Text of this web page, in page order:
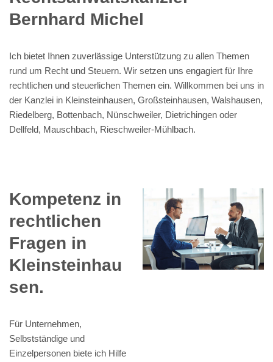
Bernhard Michel
Ich bietet Ihnen zuverlässige Unterstützung zu allen Themen
rund um Recht und Steuern. Wir setzen uns engagiert für Ihre
rechtlichen und steuerlichen Themen ein. Willkommen bei uns in
der Kanzlei in Kleinsteinhausen, Großsteinhausen, Walshausen,
Riedelberg, Bottenbach, Nünschweiler, Dietrichingen oder
Dellfeld, Mauschbach, Rieschweiler-Mühlbach.
Kompetenz in
rechtlichen
Fragen in
Kleinsteinhau
sen.
Für Unternehmen,
Selbstständige und
Einzelpersonen biete ich Hilfe